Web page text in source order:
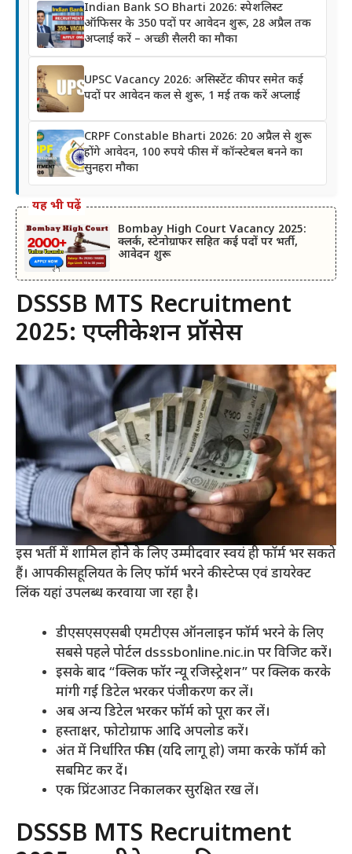
Indian Bank SO Bharti 2026: स्पेशलिस्ट
ऑफिसर के 350 पदों पर आवेदन शुरू, 28 अप्रैल तक
अप्लाई करें – अच्छी सैलरी का मौका
UPSC Vacancy 2026: असिस्टेंट कीपर समेत कई
पदों पर आवेदन कल से शुरू, 1 मई तक करें अप्लाई
CRPF Constable Bharti 2026: 20 अप्रैल से शुरू
होंगे आवेदन, 100 रुपये फीस में कॉन्स्टेबल बनने का
सुनहरा मौका
यह भी पढ़ें
Bombay High Court Vacancy 2025:
क्लर्क, स्टेनोग्राफर सहित कई पदों पर भर्ती,
आवेदन शुरू
DSSSB MTS Recruitment
2025: एप्लीकेशन प्रॉसेस
इस भर्ती में शामिल होने के लिए उम्मीदवार स्वयं ही फॉर्म भर सकते
हैं। आपकी सहूलियत के लिए फॉर्म भरने की स्टेप्स एवं डायरेक्ट
लिंक यहां उपलब्ध करवाया जा रहा है।
डीएसएसएसबी एमटीएस ऑनलाइन फॉर्म भरने के लिए
सबसे पहले पोर्टल dsssbonline.nic.in पर विजिट करें।
इसके बाद “क्लिक फॉर न्यू रजिस्ट्रेशन” पर क्लिक करके
मांगी गई डिटेल भरकर पंजीकरण कर लें।
अब अन्य डिटेल भरकर फॉर्म को पूरा कर लें।
हस्ताक्षर, फोटोग्राफ आदि अपलोड करें।
अंत में निर्धारित फीस (यदि लागू हो) जमा करके फॉर्म को
सबमिट कर दें।
एक प्रिंटआउट निकालकर सुरक्षित रख लें।
DSSSB MTS Recruitment